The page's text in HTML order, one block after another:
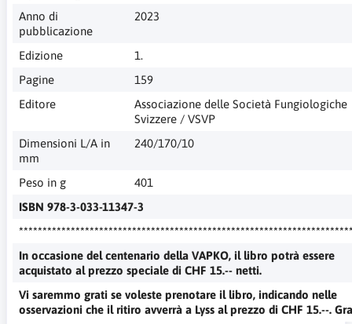
Anno di
pubblicazione
2023
Edizione
1.
Pagine
159
Editore
Associazione delle Società Fungiologiche
Svizzere / VSVP
Dimensioni L/A in
mm
240/170/10
Peso in g
401
ISBN 978-3-033-11347-3
In occasione del centenario della VAPKO, il libro potrà essere
acquistato al prezzo speciale di CHF 15.-- netti.
Vi saremmo grati se voleste prenotare il libro, indicando nelle
osservazioni che il ritiro avverrà a Lyss al prezzo di CHF 15.--.